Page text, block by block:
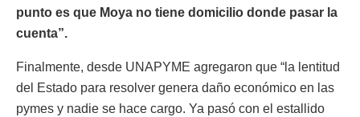
punto es que Moya no tiene domicilio donde pasar la
cuenta”.
Finalmente, desde UNAPYME agregaron que “la lentitud
del Estado para resolver genera daño económico en las
pymes y nadie se hace cargo. Ya pasó con el estallido